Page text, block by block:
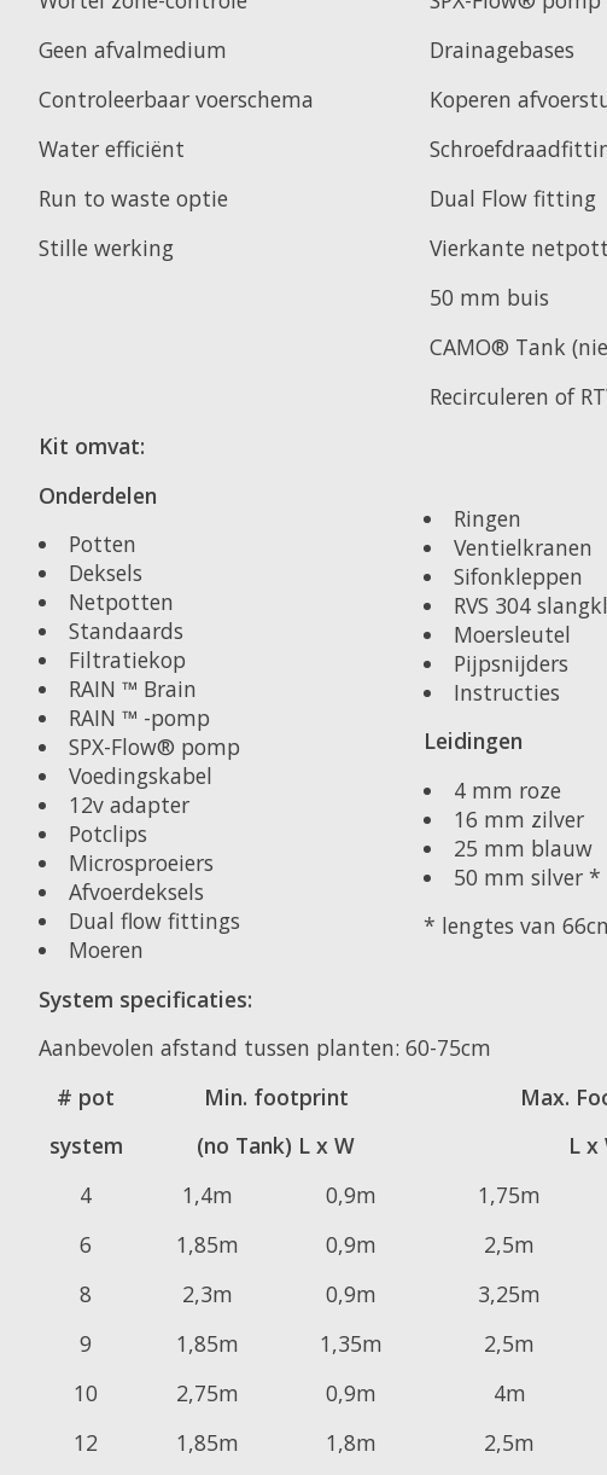
Geen afvalmedium
Drainagebases
Controleerbaar voerschema
Koperen
Water efficiënt
Run to waste optie
Dual Flow fitting
Stille werking
Vierkante
50 mm buis
CAMO® Tank
Recirculeren of
Kit omvat:
Onderdelen
Potten
Deksels
Netpotten
Standaards
Filtratiekop
RAIN ™ Brain
RAIN ™ -pomp
SPX-Flow® pomp
Voedingskabel
12v adapter
Potclips
Microsproeiers
Afvoerdeksels
Dual flow fittings
Moeren
Ringen
Ventielkranen
Sifonkleppen
RVS 304
Moersleutel
Pijpsnijders
Instructies
Leidingen
4 mm roze
16 mm zilver
25 mm blauw
50 mm silver *
* lengtes van
System specificaties:
Aanbevolen afstand tussen planten: 60-75cm
# pot
system
Min. footprint
(no Tank) L x W
Max.
L x
4
1,4m 0,9m 1,75m
6
1,85m 0,9m 2,5m
8
2,3m 0,9m 3,25m
9
1,85m 1,35m 2,5m
10
2,75m 0,9m 4m
12
1,85m 1,8m 2,5m